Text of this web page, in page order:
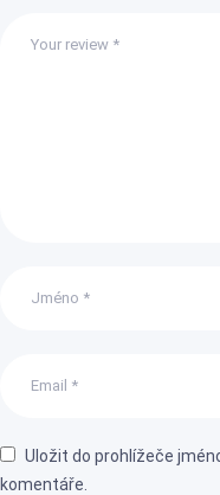
Uložit do prohlížeče
komentáře.